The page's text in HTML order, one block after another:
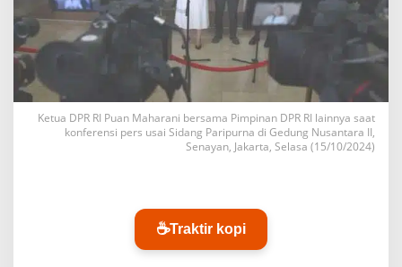
a
n
S
e
m
a
t
a
Ketua DPR RI Puan Maharani bersama Pimpinan DPR RI lainnya saat
konferensi pers usai Sidang Paripurna di Gedung Nusantara II,
Senayan, Jakarta, Selasa (15/10/2024)
☕Traktir kopi